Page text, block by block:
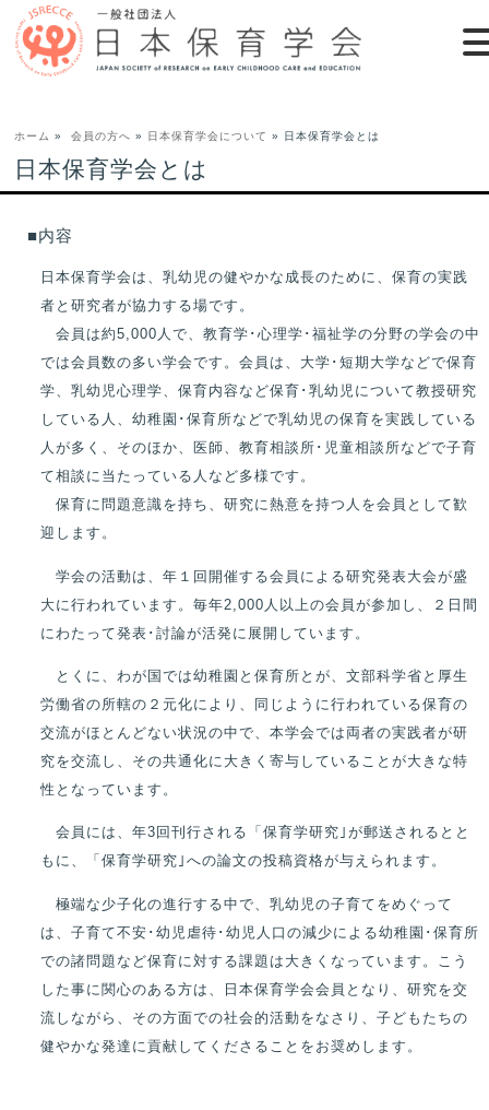
ホーム »会員の方へ » 日本保育学会について » 日本保育学会とは
日本保育学会とは
■内容
日本保育学会は、乳幼児の健やかな成長のために、保育の実践
者と研究者が協力する場です。
会員は約5,000人で、教育学･心理学･福祉学の分野の学会の中
では会員数の多い学会です。会員は、大学･短期大学などで保育
学、乳幼児心理学、保育内容など保育･乳幼児について教授研究
している人、幼稚園･保育所などで乳幼児の保育を実践している
人が多く、そのほか、医師、教育相談所･児童相談所などで子育
て相談に当たっている人など多様です。
保育に問題意識を持ち、研究に熱意を持つ人を会員として歓
迎します。
学会の活動は、年１回開催する会員による研究発表大会が盛
大に行われています。毎年2,000人以上の会員が参加し、２日間
にわたって発表･討論が活発に展開しています。
とくに、わが国では幼稚園と保育所とが、文部科学省と厚生
労働省の所轄の２元化により、同じように行われている保育の
交流がほとんどない状況の中で、本学会では両者の実践者が研
究を交流し、その共通化に大きく寄与していることが大きな特
性となっています。
会員には、年3回刊行される「保育学研究｣が郵送されるとと
もに、「保育学研究｣への論文の投稿資格が与えられます。
極端な少子化の進行する中で、乳幼児の子育てをめぐって
は、子育て不安･幼児虐待･幼児人口の減少による幼稚園･保育所
での諸問題など保育に対する課題は大きくなっています。こう
した事に関心のある方は、日本保育学会会員となり、研究を交
流しながら、その方面での社会的活動をなさり、子どもたちの
健やかな発達に貢献してくださることをお奨めします。